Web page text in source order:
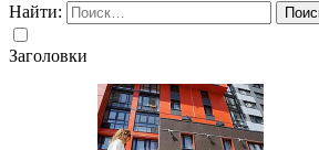
Найти:
Заголовки